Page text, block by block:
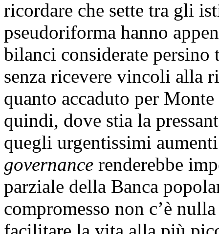
ricordare che sette tra gli
pseudoriforma hanno
bilanci considerate persino
senza ricevere vincoli alla
quanto accaduto per
quindi, dove stia la
quegli urgentissimi
governance renderebbe
parziale della Banca
compromesso non c’è